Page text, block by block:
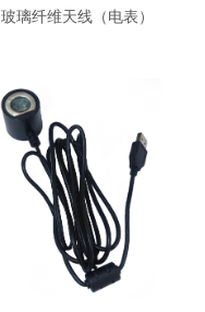
玻璃纤维天线（电表）